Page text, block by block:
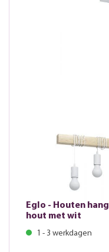
Eglo - Houten
hout met wit
1 - 3 werkdagen